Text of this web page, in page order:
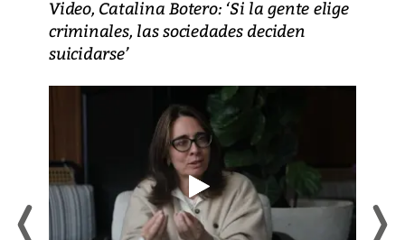
Video, Catalina Botero: ‘Si la gente elige
criminales, las sociedades deciden
suicidarse’